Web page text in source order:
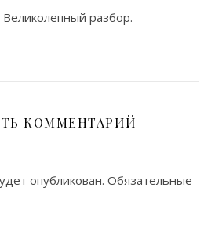
Великолепный разбор.
КОММЕНТАРИЙ
опубликован. Обязательные